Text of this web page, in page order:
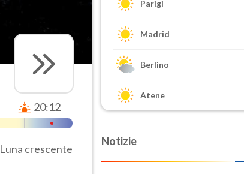
20:12
Luna crescente
Parigi
Madrid
Berlino
Atene
Notizie